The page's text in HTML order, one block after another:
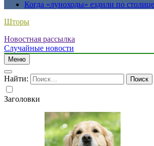
Когда «луноходы» ездили по
Шторы
Новостная рассылка
Случайные новости
Меню
Найти:
Заголовки